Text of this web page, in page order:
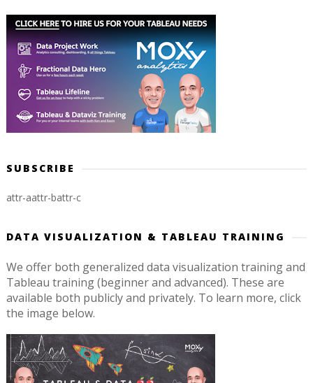
SUBSCRIBE
attr-aattr-battr-c
DATA VISUALIZATION & TABLEAU TRAINING
We offer both generalized data visualization training and
Tableau training (beginner and advanced). These are
available both publicly and privately. To learn more, click
the image below.